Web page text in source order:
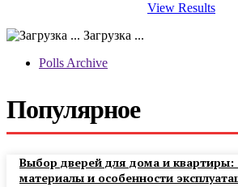
View Results
Загрузка ...
Polls Archive
Популярное
Выбор дверей для дома и квартиры:
материалы и особенности